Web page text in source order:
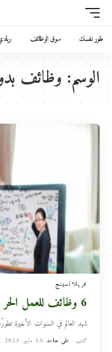
طور نفسك سوق الوظائف
الوسم:وظائف
فريلانسينج
6 وظائف للعمل الحر بدون خبرة طويلة.. تعرف عليها
شهد العالم في السنوات الأخيرة
كتب : تقى حامد 13 مايو, 2023